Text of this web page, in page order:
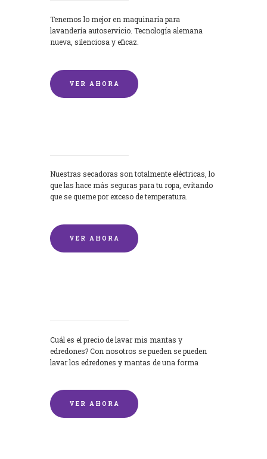
Tenemos lo mejor en maquinaria para
lavandería autoservicio. Tecnología alemana
nueva, silenciosa y eficaz.
VER AHORA
Nuestras secadoras son totalmente eléctricas, lo
que las hace más seguras para tu ropa, evitando
que se queme por exceso de temperatura.
VER AHORA
Cuál es el precio de lavar mis mantas y
edredones? Con nosotros se pueden se pueden
lavar los edredones y mantas de una forma
VER AHORA